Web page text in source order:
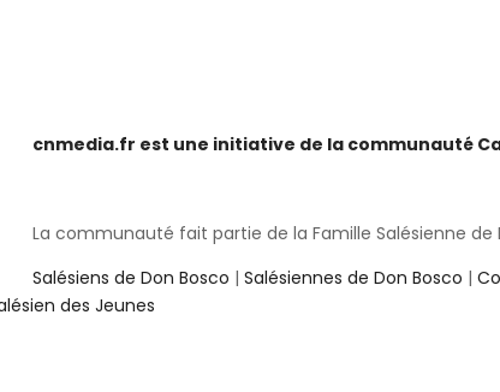
cnmedia.fr est une initiative de la communauté
La communauté fait partie de la Famille Salésienne de
Salésiens de Don Bosco | Salésiennes de Don Bosco |
des Jeunes